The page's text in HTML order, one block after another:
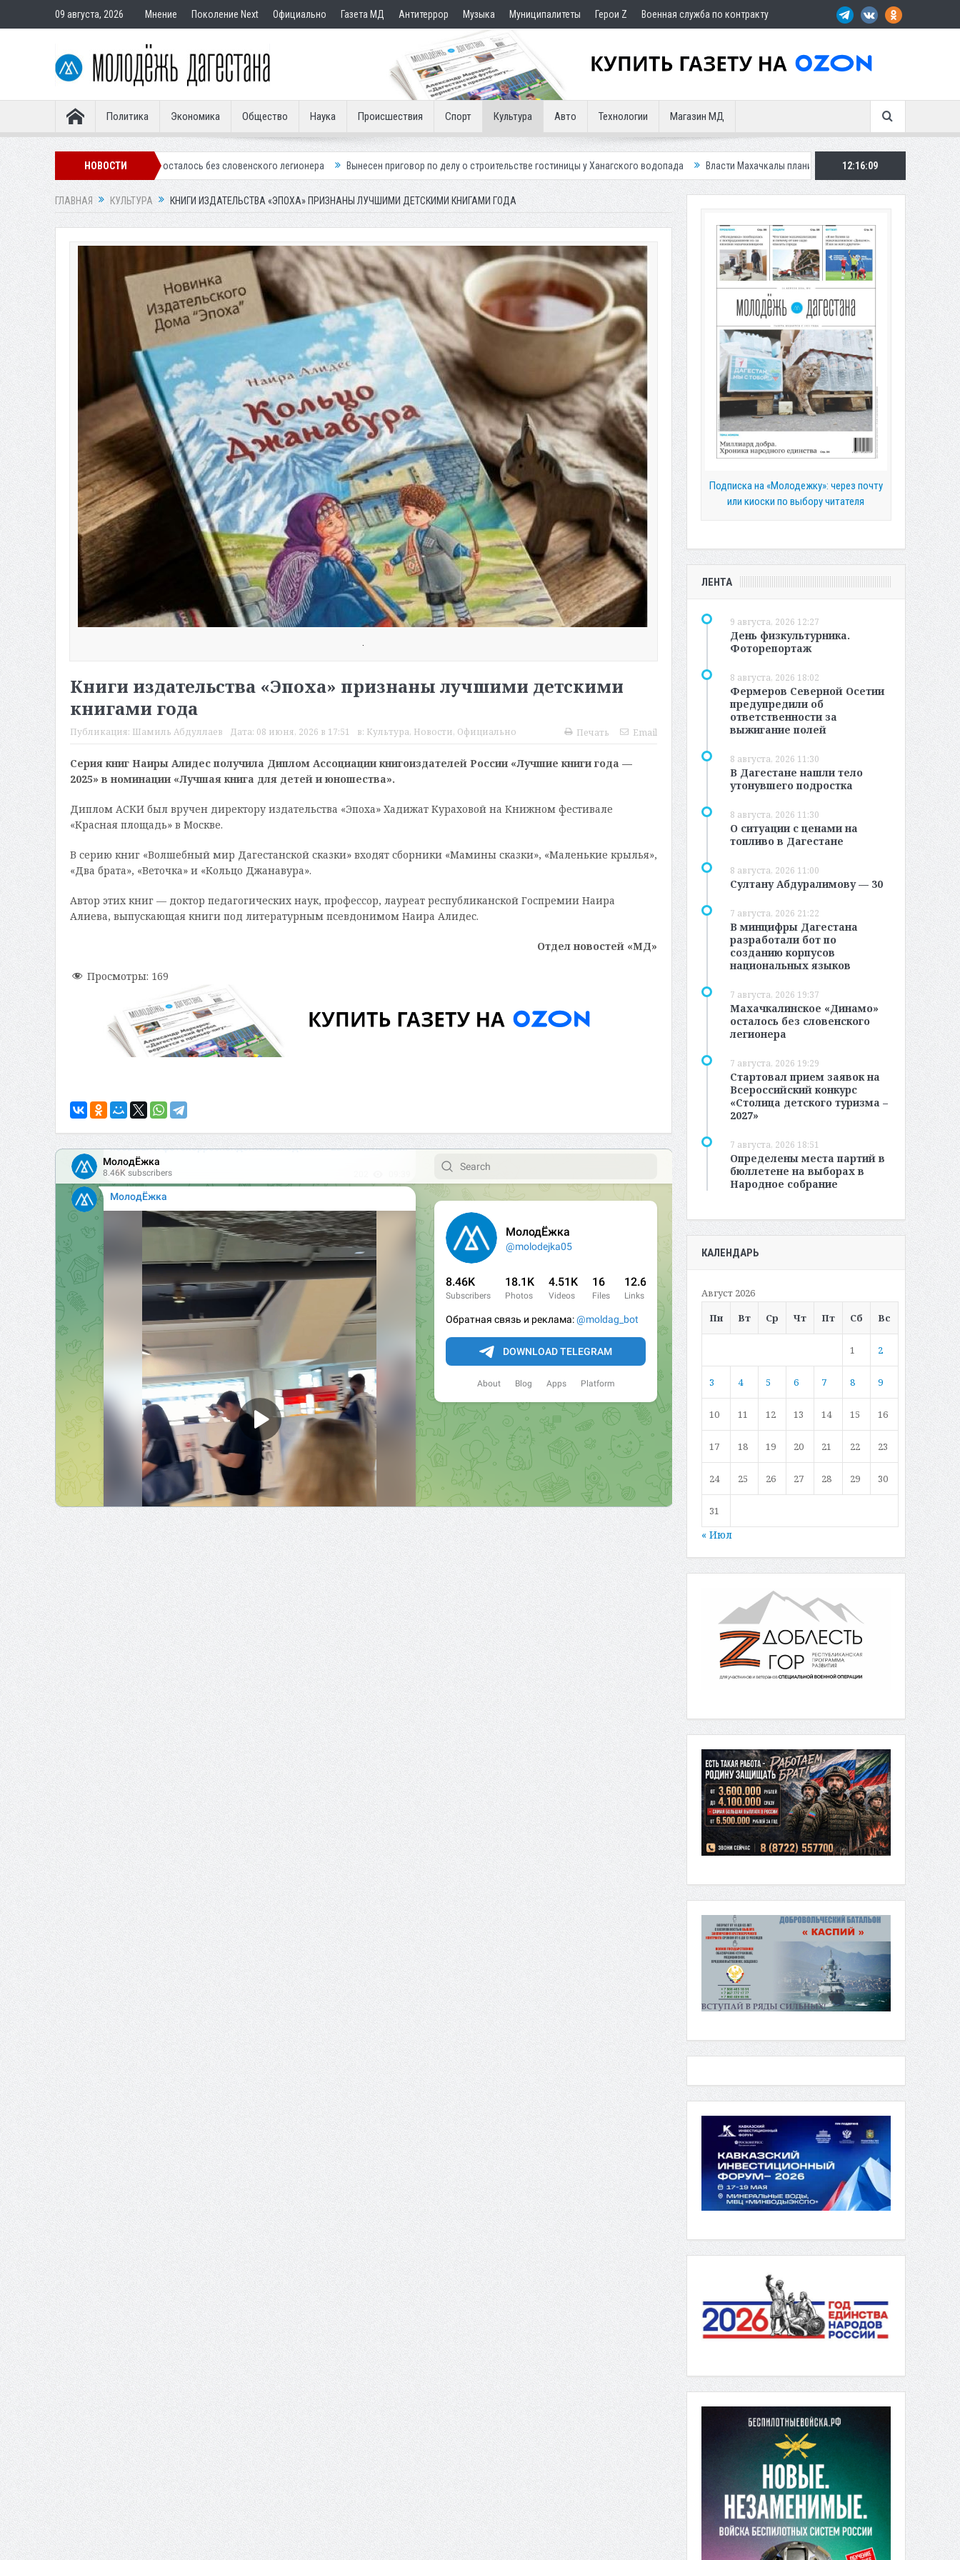
09 августа, 2026 Мнение Поколение Next Официально Газета МД Антитеррор Музыка Муниципалитеты Герои Z Военная служба по контракту
Политика Экономика Общество Наука Происшествия Спорт Культура Авто Технологии Магазин МД
НОВОСТИ
«Динамо» осталось без словенского легионера Вынесен приговор по делу о строительстве гостиницы у Ханагского водопада Власти Махачкалы планирует внедрить новую систему для улучшения ситуации с
12:16:11
ГЛАВНАЯ КУЛЬТУРА КНИГИ ИЗДАТЕЛЬСТВА «ЭПОХА» ПРИЗНАНЫ ЛУЧШИМИ ДЕТСКИМИ КНИГАМИ ГОДА
.
Книги издательства «Эпоха» признаны лучшими детскими
книгами года
Публикация: Шамиль Абдуллаев Дата: 08 июня, 2026 в 17:51 в: Культура, Новости, Официально Печать Email
Серия книг Наиры Алидес получила Диплом Ассоциации книгоиздателей России «Лучшие книги года —
2025» в номинации «Лучшая книга для детей и юношества».
Диплом АСКИ был вручен директору издательства «Эпоха» Хадижат Кураховой на Книжном фестивале
«Красная площадь» в Москве.
В серию книг «Волшебный мир Дагестанской сказки» входят сборники «Мамины сказки», «Маленькие крылья»,
«Два брата», «Веточка» и «Кольцо Джанавура».
Автор этих книг — доктор педагогических наук, профессор, лауреат республиканской Госпремии Наира
Алиева, выпускающая книги под литературным псевдонимом Наира Алидес.
Отдел новостей «МД»
Просмотры: 169
Подписка на «Молодежку»: через почту
или киоски по выбору читателя
ЛЕНТА
9 августа, 2026 12:27
День физкультурника.
Фоторепортаж
8 августа, 2026 18:02
Фермеров Северной Осетии
предупредили об
ответственности за
выжигание полей
8 августа, 2026 11:30
В Дагестане нашли тело
утонувшего подростка
8 августа, 2026 11:30
О ситуации с ценами на
топливо в Дагестане
8 августа, 2026 11:00
Султану Абдуралимову — 30
7 августа, 2026 21:22
В минцифры Дагестана
разработали бот по
созданию корпусов
национальных языков
7 августа, 2026 19:37
Махачкалинское «Динамо»
осталось без словенского
легионера
7 августа, 2026 19:29
Стартовал прием заявок на
Всероссийский конкурс
«Столица детского туризма –
2027»
7 августа, 2026 18:51
Определены места партий в
бюллетене на выборах в
Народное собрание
КАЛЕНДАРЬ
Август 2026
Пн
Вт Ср Чт Пт Сб Вс
1 2
3 4 5 6 7 8 9
10 11 12 13 14 15 16
17 18 19 20 21 22 23
24 25 26 27 28 29 30
31
« Июл